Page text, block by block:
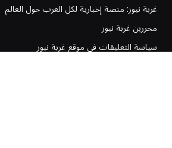
غربة نيوز: منصة إخبارية لكل العرب حول العالم
محررين غربة نيوز
سياسة التعليقات في موقع غربة نيوز